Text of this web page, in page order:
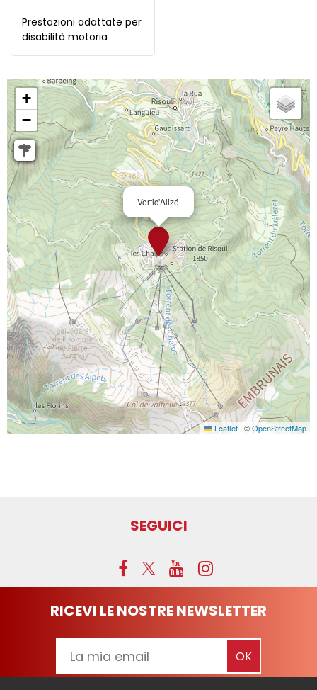
Prestazioni adattate per
disabilità motoria
Vertic'Alizé
+
−
Leaflet | ©OpenStreetMap
SEGUICI
RICEVI LE NOSTRE NEWSLETTER